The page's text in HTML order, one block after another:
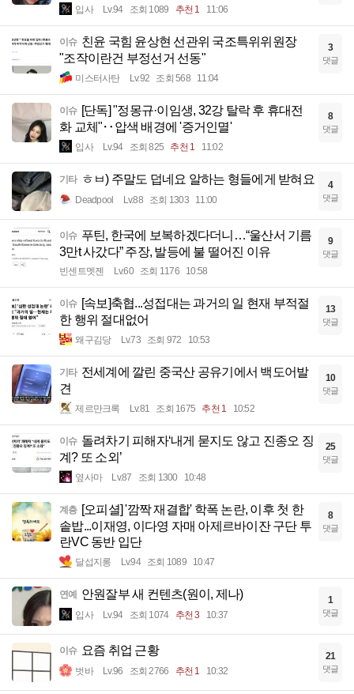
입사 Lv.94 조회 1089 추천 1 11:06
이슈 친윤 국힘 윤상현 선관위 국조특위위원장
"조작이란건 부정선거 선동"
미스터사탄 Lv.92 조회 568 11:04
3
댓글
이슈 [단독] "정몽규·이임생, 32강 탈락 후 휴대전
화 교체"‥압색 배경에 '증거인멸'
입사 Lv.94 조회 825 추천 1 11:02
8
댓글
기타 ㅎㅂ) 주말도 덥네요 알하는 형들에게 받혀요
Deadpool Lv.88 조회 1303 11:00
4
댓글
이슈 푸틴, 한국에 보복하겠다더니…“울산서 기름
3만t 사갔다” 주장, 발등에 불 떨어진 이유
빈센트멧젠 Lv.60 조회 1176 10:58
9
댓글
이슈 [속보]축협...성접대는 과거의 일 현재 부적절
한 행위 절대없어
왜구김당 Lv.73 조회 972 10:53
13
댓글
기타 전세계에 깔린 중국산 공유기에서 백도어발
견
제르만크록 Lv.81 조회 1675 추천 1 10:52
10
댓글
이슈 돌려차기 피해자‘내게 묻지도 않고 진종오 징
계? 또 소외’
옆사마 Lv.87 조회 1300 10:48
25
댓글
계층 [오피셜] '깜짝 재결합' 학폭 논란, 이후 첫 한
솥밥...이재영, 이다영 자매 아제르바이잔 구단 투
란VC 동반 입단
달섭지롱 Lv.94 조회 1089 10:47
8
댓글
연예 안원잘부 새 컨텐츠(원이, 제나)
입사 Lv.94 조회 1074 추천 3 10:37
1
댓글
이슈 요즘 취업 근황
벗바 Lv.96 조회 2766 추천 1 10:32
21
댓글